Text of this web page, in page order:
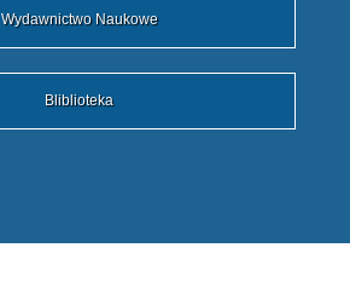
Wydawnictwo Naukowe
Bliblioteka